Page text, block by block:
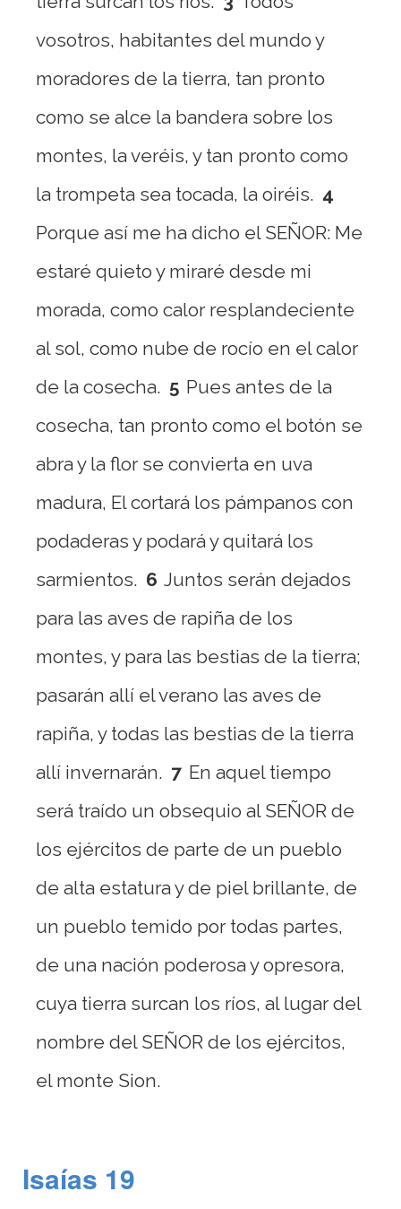
vosotros, habitantes del mundo y
moradores de la tierra, tan pronto
como se alce la bandera sobre los
montes, la veréis, y tan pronto como
la trompeta sea tocada, la oiréis. 4
Porque así me ha dicho el SEÑOR: Me
estaré quieto y miraré desde mi
morada, como calor resplandeciente
al sol, como nube de rocío en el calor
de la cosecha. 5 Pues antes de la
cosecha, tan pronto como el botón se
abra y la flor se convierta en uva
madura, El cortará los pámpanos con
podaderas y podará y quitará los
sarmientos. 6 Juntos serán dejados
para las aves de rapiña de los
montes, y para las bestias de la tierra;
pasarán allí el verano las aves de
rapiña, y todas las bestias de la tierra
allí invernarán. 7 En aquel tiempo
será traído un obsequio al SEÑOR de
los ejércitos de parte de un pueblo
de alta estatura y de piel brillante, de
un pueblo temido por todas partes,
de una nación poderosa y opresora,
cuya tierra surcan los ríos, al lugar del
nombre del SEÑOR de los ejércitos,
el monte Sion.
Isaías 19